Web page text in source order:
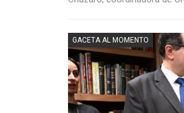
GACETA AL MOMENTO